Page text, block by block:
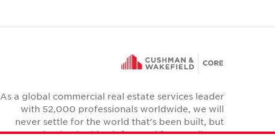
As a global commercial real estate services leader
with 52,000 professionals worldwide, we will
never settle for the world that's been built, but
relentlessly drive it forward for our clients,